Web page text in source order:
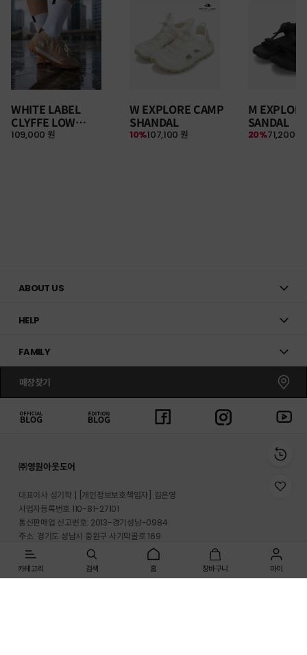
카테고리 검색 홈 장바구니 마이
WHITE LABEL
CLYFFE LOW
SNEAKERS
109,000 원
W EXPLORE CAMP
SHANDAL
107,100 원
10%
M
SANDAL
71,200 원
20%
ABOUT US
HELP
FAMILY
매장찾기
㈜영원아웃도어
대표이사 성기학
[개인정보보호책임자] 김은영
사업자등록번호 110-81-27101
통신판매업 신고번호: 2013-경기성남-0984
주소: 경기도 성남시 중원구 사기막골로 169
반송지 주소 : 경기도 이천시 마장면 프리미엄 아울렛로 33-20
온라인몰 고객지원실: 1661-3512
위
이
동